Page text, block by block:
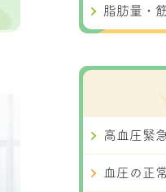
脂肪量・
高血圧緊
血圧の正